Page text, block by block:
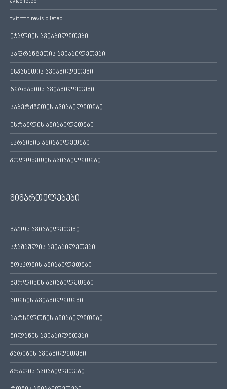
tvitmfrinavis biletebi
იტალიის ავიაბილეთები
საფრანგეთის ავიაბილეთები
ესპანეთის ავიაბილეთები
გერმანიის ავიაბილეთები
საბერძნეთის ავიაბილეთები
ისრაელის ავიაბილეთები
უკრაინის ავიაბილეთები
პოლონეთის ავიაბილეთები
მიმართულებები
ბაქოს ავიაბილეთები
სტამბულის ავიაბილეთები
მოსკოვის ავიაბილეთები
ბერლინის ავიაბილეთები
ათენის ავიაბილეთები
ბარსელონის ავიაბილეთები
მილანის ავიაბილეთები
პარიზის ავიაბილეთები
პრაღის ავიაბილეთები